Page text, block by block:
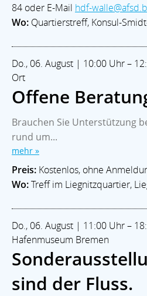
84 oder E-Mail hdf-
Wo: Quartierstreff, Konsul-
Do., 06. August | 10:00 Uhr –
Ort
Offene
Brauchen Sie Unterstützung
rund um...
mehr »
Preis: Kostenlos, ohne
Wo:Treff im Liegnitzquartier,
Do., 06. August | 11:00 Uhr –
Hafenmuseum Bremen
sind der Fluss.